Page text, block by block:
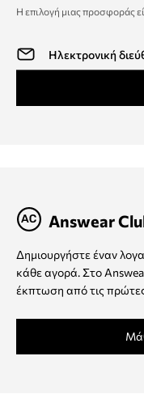
Η επιλογή μιας προσφοράς
Answear
Δημιουργήστε έναν
κάθε αγορά. Στο
έκπτωση από τις